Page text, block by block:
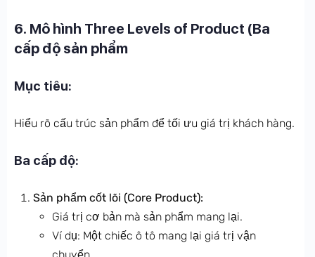
6. Mô hình Three Levels of Product (Ba
cấp độ sản phẩm
Mục tiêu:
Hiểu rõ cấu trúc sản phẩm để tối ưu giá trị khách hàng.
Ba cấp độ:
Sản phẩm cốt lõi (Core Product):
Giá trị cơ bản mà sản phẩm mang lại.
Ví dụ: Một chiếc ô tô mang lại giá trị vận